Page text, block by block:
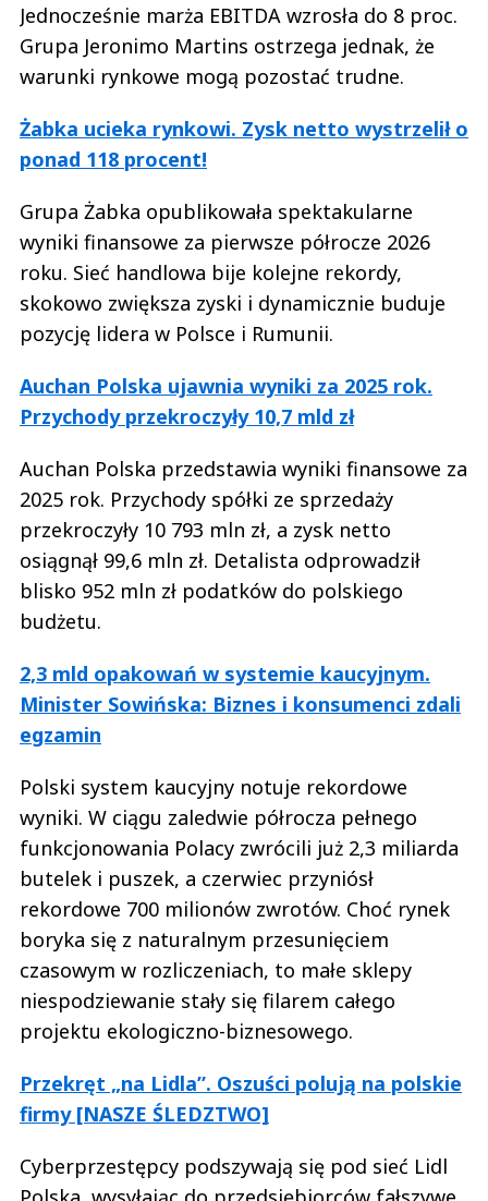
Jednocześnie marża EBITDA wzrosła do 8 proc.
Grupa Jeronimo Martins ostrzega jednak, że
warunki rynkowe mogą pozostać trudne.
Żabka ucieka rynkowi. Zysk netto wystrzelił o
ponad 118 procent!
Grupa Żabka opublikowała spektakularne
wyniki finansowe za pierwsze półrocze 2026
roku. Sieć handlowa bije kolejne rekordy,
skokowo zwiększa zyski i dynamicznie buduje
pozycję lidera w Polsce i Rumunii.
Auchan Polska ujawnia wyniki za 2025 rok.
Przychody przekroczyły 10,7 mld zł
Auchan Polska przedstawia wyniki finansowe za
2025 rok. Przychody spółki ze sprzedaży
przekroczyły 10 793 mln zł, a zysk netto
osiągnął 99,6 mln zł. Detalista odprowadził
blisko 952 mln zł podatków do polskiego
budżetu.
2,3 mld opakowań w systemie kaucyjnym.
Minister Sowińska: Biznes i konsumenci zdali
egzamin
Polski system kaucyjny notuje rekordowe
wyniki. W ciągu zaledwie półrocza pełnego
funkcjonowania Polacy zwrócili już 2,3 miliarda
butelek i puszek, a czerwiec przyniósł
rekordowe 700 milionów zwrotów. Choć rynek
boryka się z naturalnym przesunięciem
czasowym w rozliczeniach, to małe sklepy
niespodziewanie stały się filarem całego
projektu ekologiczno-biznesowego.
Przekręt „na Lidla”. Oszuści polują na polskie
firmy [NASZE ŚLEDZTWO]
Cyberprzestępcy podszywają się pod sieć Lidl